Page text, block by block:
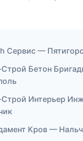
Сервис —
Бетон
Интерьер
Кров —